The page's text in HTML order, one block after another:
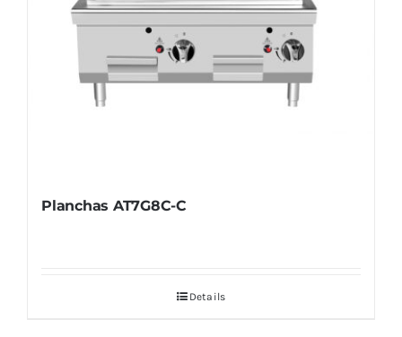
Planchas AT7G8C-C
Details